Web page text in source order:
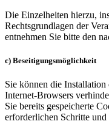
Die Einzelheiten hierzu,
Rechtsgrundlagen der
entnehmen Sie bitte den
c) Beseitigungsmöglichkeit
Sie können die
Internet-Browsers
Sie bereits gespeicherte
erforderlichen Schritte